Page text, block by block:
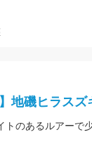
地磯ヒラスズ
のあるルアーで